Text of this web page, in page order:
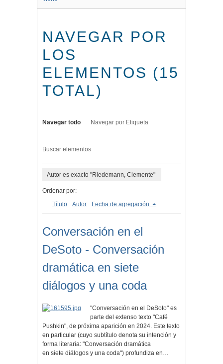
NAVEGAR POR
LOS
ELEMENTOS (15
TOTAL)
Navegar todo Navegar por Etiqueta
Buscar elementos
Autor es exacto "Riedemann, Clemente"
Ordenar por:
Título
Autor Fecha de agregación
Conversación en el
DeSoto - Conversación
dramática en siete
diálogos y una coda
"Conversación en el DeSoto" es
parte del extenso texto "Café
Pushkin", de próxima aparición en 2024. Este texto
en particular (cuyo subtítulo denota su intención y
forma literaria: "Conversación dramática
en siete diálogos y una coda") profundiza en…